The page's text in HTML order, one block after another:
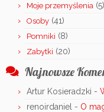
Moje przemyślenia (5)
Osoby (41)
Pomniki (8)
Zabytki (20)
Najnowsze
Artur Kosieradzki -
renoirdaniel - O